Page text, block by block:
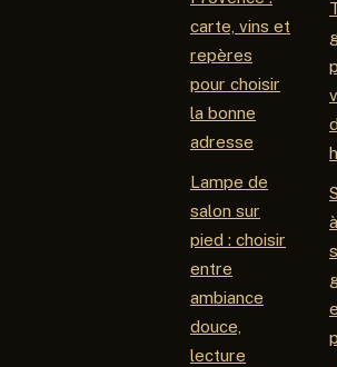
carte, vins et
repères
pour choisir
la bonne
adresse
Lampe de
salon sur
pied : choisir
entre
ambiance
douce,
lecture